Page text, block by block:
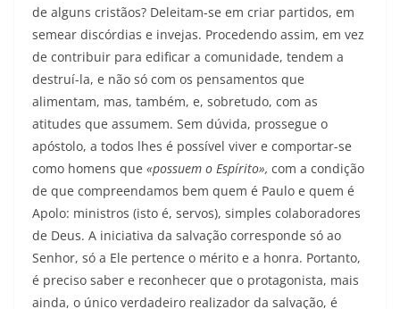
de alguns cristãos? Deleitam-se em criar partidos, em
semear discórdias e invejas. Procedendo assim, em vez
de contribuir para edificar a comunidade, tendem a
destruí-la, e não só com os pensamentos que
alimentam, mas, também, e, sobretudo, com as
atitudes que assumem. Sem dúvida, prossegue o
apóstolo, a todos lhes é possível viver e comportar-se
como homens que «possuem o Es­pírito», com a condição
de que compreendamos bem quem é Paulo e quem é
Apolo: ministros (isto é, servos), simples colaboradores
de Deus. A iniciativa da salvação corresponde só ao
Senhor, só a Ele pertence o mérito e a honra. Portanto,
é preciso saber e reconhecer que o protagonista, mais
ainda, o único verdadeiro realizador da salvação, é